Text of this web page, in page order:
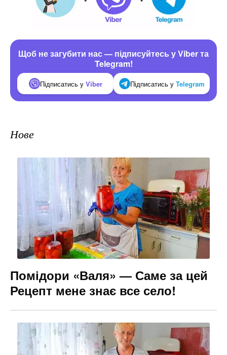
Щоб не загубити нас — підписуйтесь у Viber та
Telegram!
Підписатись у Viber Підписатись у Telegram
Нове
Помідори «Валя» — Саме за цей
Рецепт мене знає все село!